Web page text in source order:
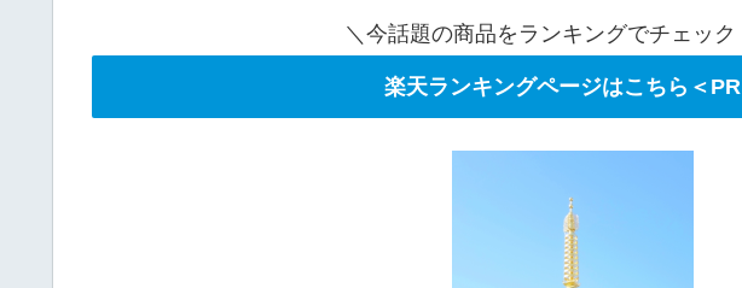
＼今話題の商品をランキングでチェック
楽天ランキングページはこちら＜PR